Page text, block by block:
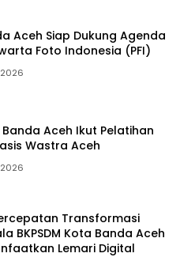
Aceh Siap Dukung Agenda
Foto Indonesia (PFI)
2026
Banda Aceh Ikut Pelatihan
Wastra Aceh
2026
Transformasi
BKPSDM Kota Banda Aceh
Lemari Digital